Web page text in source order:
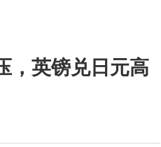
，英镑兑日元高